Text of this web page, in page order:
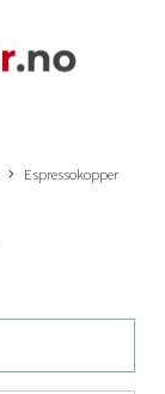
Espressokopper